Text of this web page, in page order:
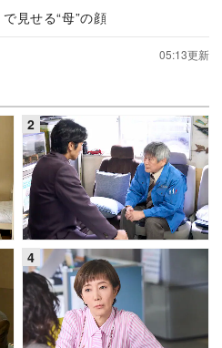
見せる“母”の顔
05:13更新